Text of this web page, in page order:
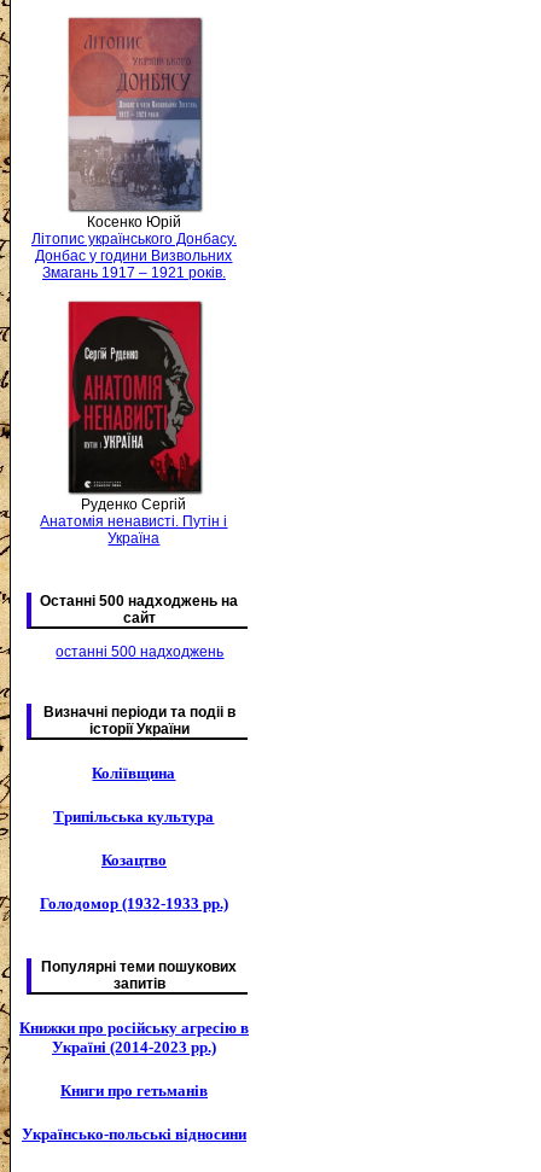
Косенко Юрій
Літопис українського Донбасу.
Донбас у години Визвольних
Змагань 1917 – 1921 років.
Руденко Сергій
Анатомія ненависті. Путін і
Україна
Останні 500 надходжень на
сайт
останні 500 надходжень
Визначні періоди та подіі в
історії України
Коліївщина
Трипільська культура
Козацтво
Голодомор (1932-1933 рр.)
Популярні теми пошукових
запитів
Книжки про російську агресію в
Україні (2014-2023 рр.)
Книги про гетьманів
Українсько-польські відносини